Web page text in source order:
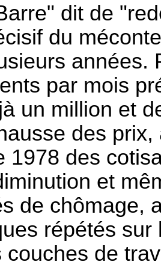
dit de
du
années.
par mois
un million et
des
1978 des
et
de chômage,
répétés
couches de